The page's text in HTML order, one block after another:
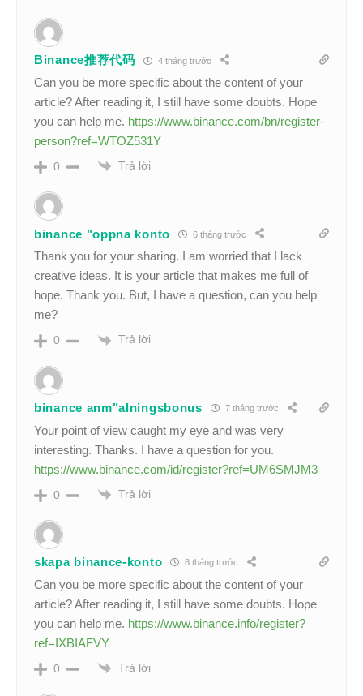
Binance推荐代码 4 tháng trước
Can you be more specific about the content of your
article? After reading it, I still have some doubts. Hope
you can help me. https://www.binance.com/bn/register-
person?ref=WTOZ531Y
0 Trả lời
binance "oppna konto 6 tháng trước
Thank you for your sharing. I am worried that I lack
creative ideas. It is your article that makes me full of
hope. Thank you. But, I have a question, can you help
me?
0 Trả lời
binance anm"alningsbonus 7 tháng trước
Your point of view caught my eye and was very
interesting. Thanks. I have a question for you.
https://www.binance.com/id/register?ref=UM6SMJM3
0 Trả lời
skapa binance-konto 8 tháng trước
Can you be more specific about the content of your
article? After reading it, I still have some doubts. Hope
you can help me. https://www.binance.info/register?
ref=IXBIAFVY
0 Trả lời